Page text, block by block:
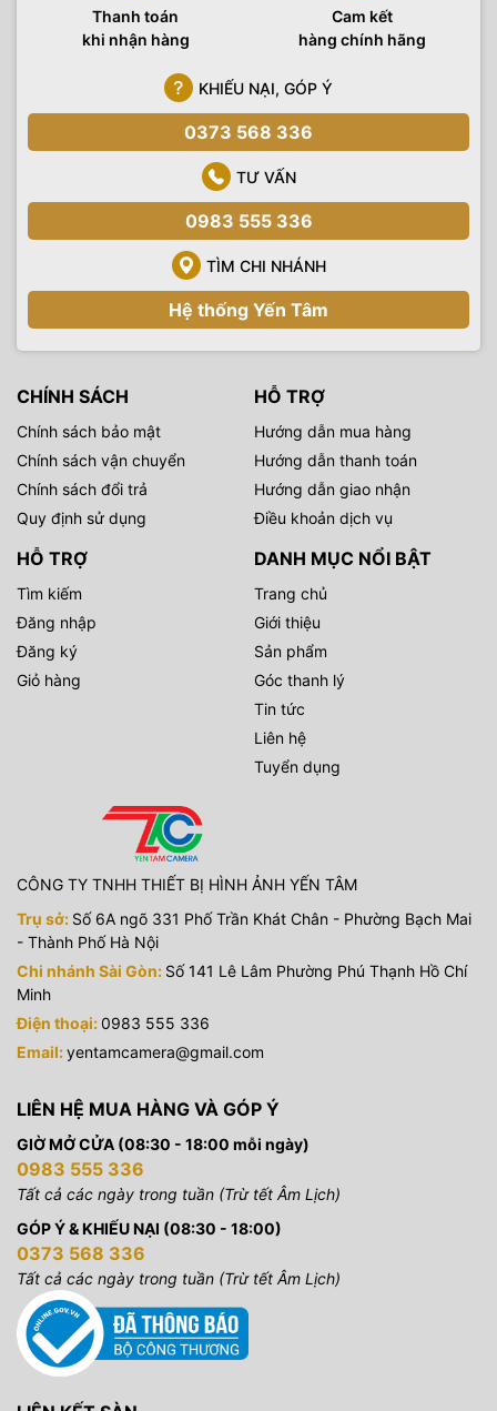
Thanh toán
khi nhận hàng
Cam kết
hàng chính hãng
KHIẾU NẠI, GÓP Ý
0373 568 336
TƯ VẤN
0983 555 336
TÌM CHI NHÁNH
Hệ thống Yến Tâm
CHÍNH SÁCH
Chính sách bảo mật
Chính sách vận chuyển
Chính sách đổi trả
Quy định sử dụng
HỖ TRỢ
Hướng dẫn mua hàng
Hướng dẫn thanh toán
Hướng dẫn giao nhận
Điều khoản dịch vụ
HỖ TRỢ
Tìm kiếm
Đăng nhập
Đăng ký
Giỏ hàng
DANH MỤC NỔI BẬT
Trang chủ
Giới thiệu
Sản phẩm
Góc thanh lý
Tin tức
Liên hệ
Tuyển dụng
CÔNG TY TNHH THIẾT BỊ HÌNH ẢNH YẾN TÂM
Trụ sở: Số 6A ngõ 331 Phố Trần Khát Chân - Phường Bạch Mai
- Thành Phố Hà Nội
Chi nhánh Sài Gòn: Số 141 Lê Lâm Phường Phú Thạnh Hồ Chí
Minh
Điện thoại:0983 555 336
Email:yentamcamera@gmail.com
LIÊN HỆ MUA HÀNG VÀ GÓP Ý
GIỜ MỞ CỬA (08:30 - 18:00 mỗi ngày)
0983 555 336
Tất cả các ngày trong tuần (Trừ tết Âm Lịch)
GÓP Ý & KHIẾU NẠI (08:30 - 18:00)
0373 568 336
Tất cả các ngày trong tuần (Trừ tết Âm Lịch)